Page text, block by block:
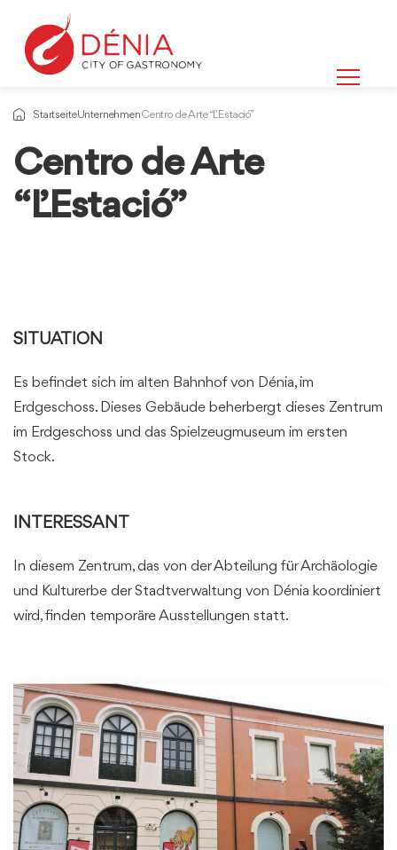
StartseiteUnternehmenCentro de Arte “L’Estació”
Centro de Arte
“L’Estació”
SITUATION
Es befindet sich im alten Bahnhof von Dénia, im
Erdgeschoss. Dieses Gebäude beherbergt dieses Zentrum
im Erdgeschoss und das Spielzeugmuseum im ersten
Stock.
INTERESSANT
In diesem Zentrum, das von der Abteilung für Archäologie
und Kulturerbe der Stadtverwaltung von Dénia koordiniert
wird, finden temporäre Ausstellungen statt.